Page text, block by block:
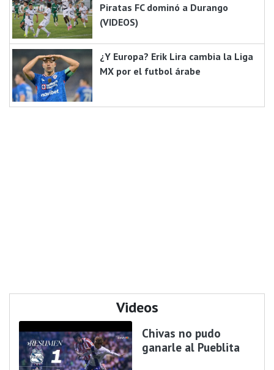
Piratas FC dominó a Durango
(VIDEOS)
¿Y Europa? Erik Lira cambia la Liga
MX por el futbol árabe
Videos
Chivas no pudo
ganarle al Pueblita